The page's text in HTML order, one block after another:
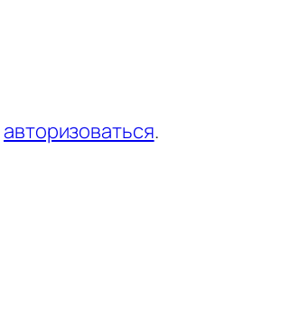
авторизоваться.